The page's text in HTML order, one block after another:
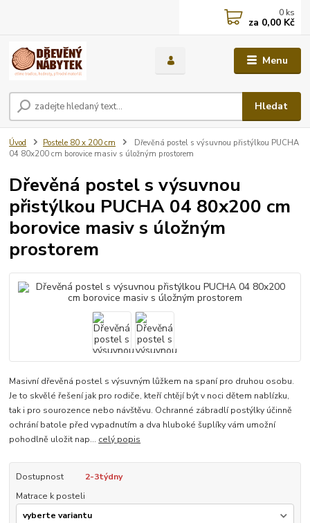
Menu
Hledat
0 ks
za 0,00 Kč
Úvod Postele 80 x 200 cm
Dřevěná postel s výsuvnou přistýlkou PUCHA
04 80x200 cm borovice masiv s úložným prostorem
Dřevěná postel s výsuvnou
přistýlkou PUCHA 04 80x200 cm
borovice masiv s úložným
prostorem
Masivní dřevěná postel s výsuvným lůžkem na spaní pro druhou osobu.
Je to skvělé řešení jak pro rodiče, kteří chtějí být v noci dětem nablízku,
tak i pro sourozence nebo návštěvu. Ochranné zábradlí postýlky účinně
ochrání batole před vypadnutím a dva hluboké šuplíky vám umožní
pohodlně uložit nap... celý popis
Dostupnost
2-3týdny
Matrace k posteli